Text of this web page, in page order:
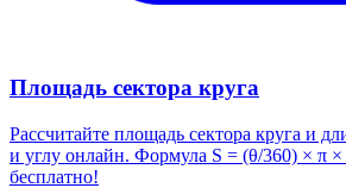
Площадь сектора круга
Рассчитайте площадь сектора круга и
и углу онлайн. Формула S = (θ/360) × π
бесплатно!